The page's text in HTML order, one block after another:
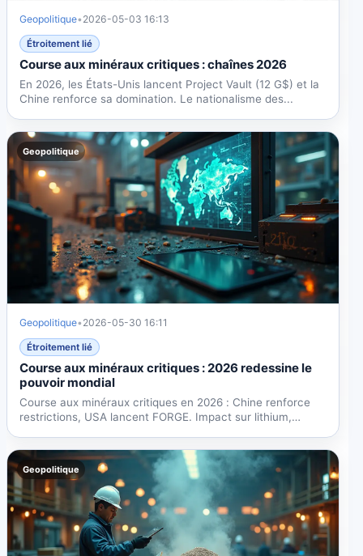
Geopolitique• 2026-05-03 16:13
Étroitement lié
Course aux minéraux critiques : chaînes 2026
En 2026, les États-Unis lancent Project Vault (12 G$) et la
Chine renforce sa domination. Le nationalisme des...
Geopolitique
Geopolitique• 2026-05-30 16:11
Étroitement lié
Course aux minéraux critiques : 2026 redessine le
pouvoir mondial
Course aux minéraux critiques en 2026 : Chine renforce
restrictions, USA lancent FORGE. Impact sur lithium,
Geopolitique